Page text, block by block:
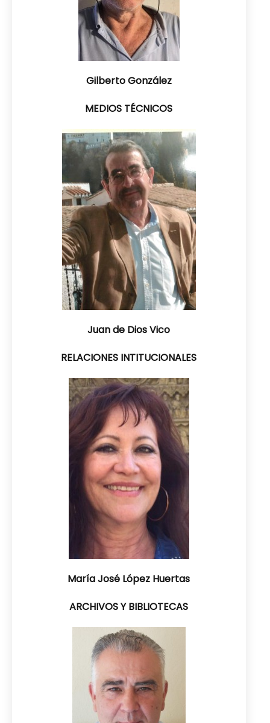
Gilberto González
MEDIOS TÉCNICOS
Juan de Dios Vico
RELACIONES INTITUCIONALES
María José López Huertas
ARCHIVOS Y BIBLIOTECAS